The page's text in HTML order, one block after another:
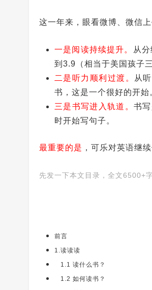
这一年来，眼看微博、微信
一是阅读持续提升。
从
到3.9（相当于美国孩子
二是听力顺利过渡。
从
书，这是一个很好的开始
三是书写进入轨道。书
时开始写句子。
最重要的是 ，可乐对英语继
先发一下本文目录，全文6500+
前言
1.读读读
1.1 读什么书？
1.2 如何读书？